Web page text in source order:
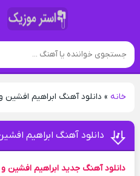
خانه» دانلود آهنگ ابراهیم افشین
دانلود آهنگ ابراهیم
دانلود آهنگ جدید ابراهیم افشین